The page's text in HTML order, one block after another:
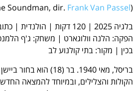
(The Soundman, dir.
Frank Van Passel
בלגיה 2025 | 120 דקות |
הפקה: הלנה וולוגארט | משחק: ג'ף
בכין | מקור: בתי קולנוע לב
בריסל, מאי 1940. בר (18)
הקולות והצלילים, ובמיוחד להמצאה